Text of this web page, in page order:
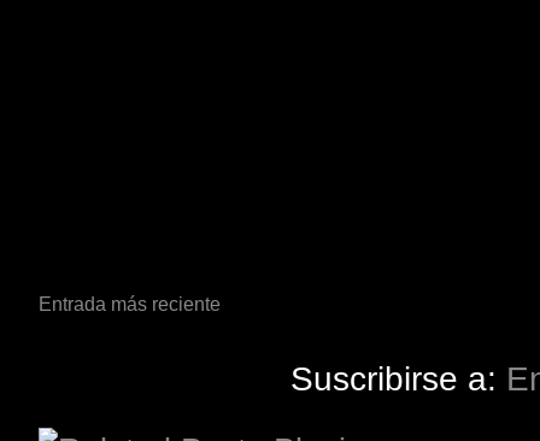
Entrada más reciente
Suscribirse a: